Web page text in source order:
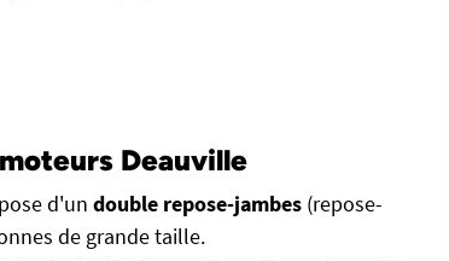
Deauville
d'un double repose-jambes (repose-
de grande taille.